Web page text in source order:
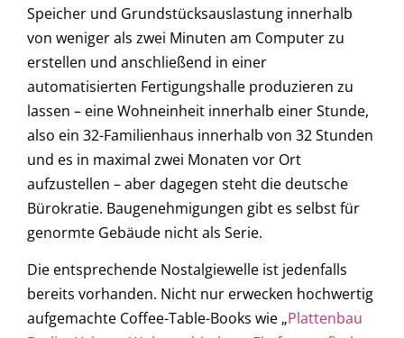
Speicher und Grundstücksauslastung innerhalb
von weniger als zwei Minuten am Computer zu
erstellen und anschließend in einer
automatisierten Fertigungshalle produzieren zu
lassen – eine Wohneinheit innerhalb einer Stunde,
also ein 32-Familienhaus innerhalb von 32 Stunden
und es in maximal zwei Monaten vor Ort
aufzustellen – aber dagegen steht die deutsche
Bürokratie. Baugenehmigungen gibt es selbst für
genormte Gebäude nicht als Serie.
Die entsprechende Nostalgiewelle ist jedenfalls
bereits vorhanden. Nicht nur erwecken hochwertig
aufgemachte Coffee-Table-Books wie „Plattenbau